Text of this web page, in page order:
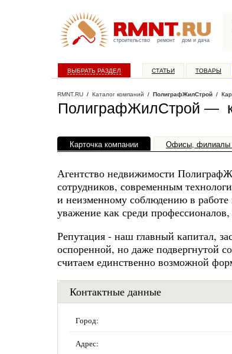
строительство ремонт дом и дача
ВЫБРАТЬ РАЗДЕЛ СТАТЬИ ТОВАРЫ
RMNT.RU / Каталог компаний / ПолиграфЖилСтрой /
ПолиграфЖилСтрой —
Карточка компании Офисы,
Агентство недвижимости
сотрудников, современным
и неизменному соблюдению в работе
уважение как среди
Репутация - наш главный капитал,
оспоренной, но даже подвергнутой
считаем единственно возможной
Контактные данные
Город:
Адрес: